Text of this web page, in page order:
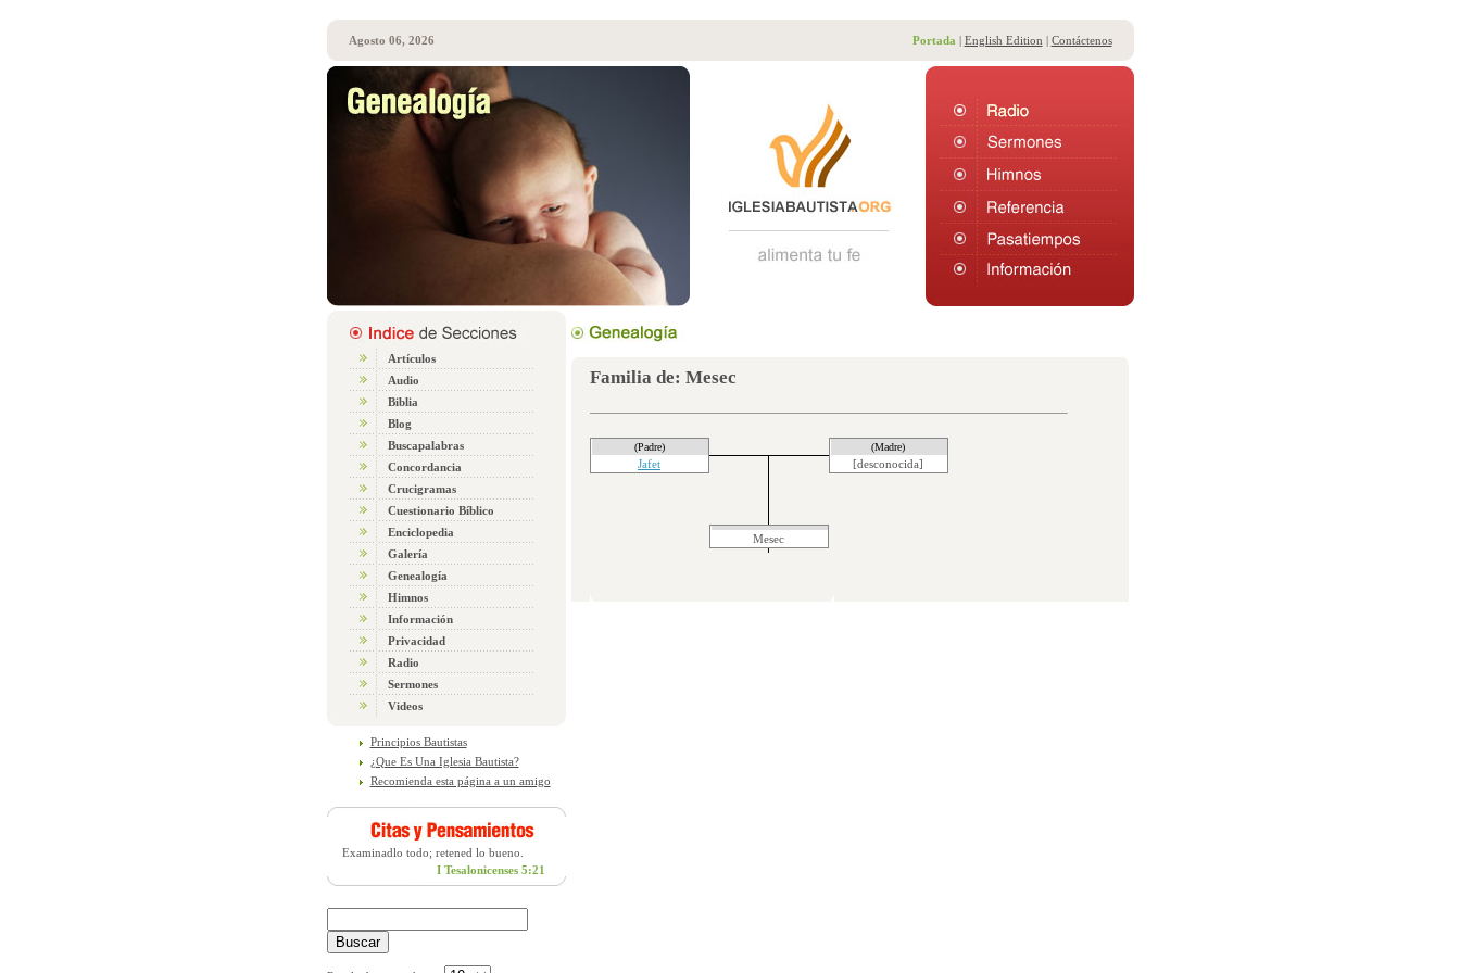
Agosto 06, 2026 Portada | English Edition | Contáctenos
Artículos
Audio
Biblia
Blog
Buscapalabras
Concordancia
Crucigramas
Cuestionario Bíblico
Enciclopedia
Galería
Genealogía
Himnos
Información
Privacidad
Radio
Sermones
Videos
Principios Bautistas
¿Que Es Una Iglesia Bautista?
Recomienda esta página a un amigo
Examinadlo todo; retened lo bueno.
I Tesalonicenses 5:21
Familia de: Mesec
(Padre)
Jafet
(Madre)
[desconocida]
Mesec